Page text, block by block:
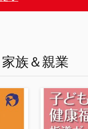
家族＆親業